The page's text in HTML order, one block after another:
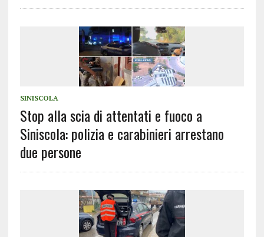
SINISCOLA
Stop alla scia di attentati e fuoco a
Siniscola: polizia e carabinieri arrestano
due persone